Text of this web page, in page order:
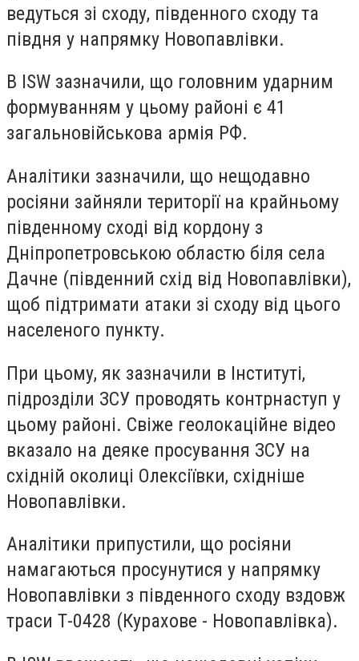
ведуться зі сходу, південного сходу та
півдня у напрямку Новопавлівки.
В ISW зазначили, що головним ударним
формуванням у цьому районі є 41
загальновійськова армія РФ.
Аналітики зазначили, що нещодавно
росіяни зайняли території на крайньому
південному сході від кордону з
Дніпропетровською областю біля села
Дачне (південний схід від Новопавлівки),
щоб підтримати атаки зі сходу від цього
населеного пункту.
При цьому, як зазначили в Інституті,
підрозділи ЗСУ проводять контрнаступ у
цьому районі. Свіже геолокаційне відео
вказало на деяке просування ЗСУ на
східній околиці Олексіївки, східніше
Новопавлівки.
Аналітики припустили, що росіяни
намагаються просунутися у напрямку
Новопавлівки з південного сходу вздовж
траси Т-0428 (Курахове - Новопавлівка).